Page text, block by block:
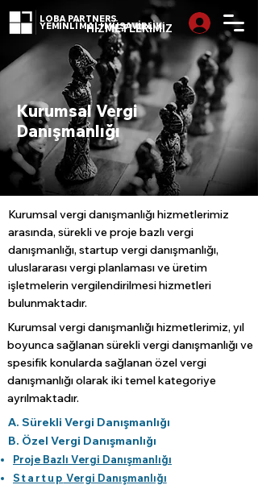
LOBA PARTNERS
YEMİNLİ MALİ MÜŞAVİRLİK
HİZMETLERİMİZ
Kurumsal Vergi
Danışmanlığı
Kurumsal vergi danışmanlığı hizmetlerimiz
arasında, sürekli ve proje bazlı vergi
danışmanlığı, startup vergi danışmanlığı,
uluslararası vergi planlaması ve üretim
işletmelerin vergilendirilmesi hizmetleri
bulunmaktadır.
Kurumsal vergi danışmanlığı hizmetlerimiz, yıl
boyunca sağlanan sürekli vergi danışmanlığı ve
spesifik konularda sağlanan özel vergi
danışmanlığı olarak iki temel kategoriye
ayrılmaktadır.
A. Sürekli Vergi Danışmanlığı
B. Özel Vergi Danışmanlığı
Proje Bazlı Vergi Danışmanlığı
Startup Vergi Danışmanlığı